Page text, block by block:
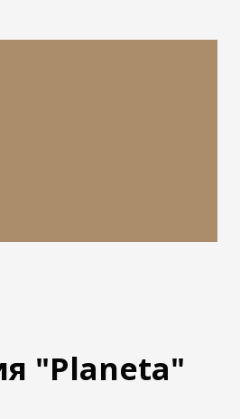
"Planeta"